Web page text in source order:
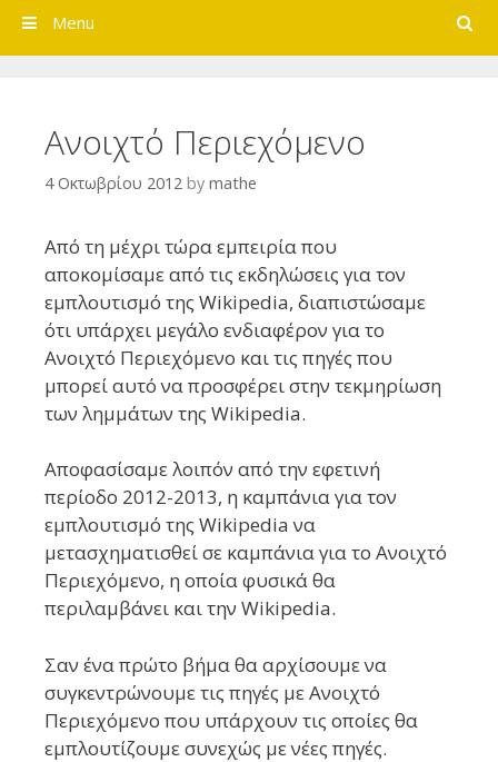
Search
Menu
Ανοιχτό Περιεχόμενο
4 Οκτωβρίου 2012 by mathe
Από τη μέχρι τώρα εμπειρία που
αποκομίσαμε από τις εκδηλώσεις για τον
εμπλουτισμό της Wikipedia, διαπιστώσαμε
ότι υπάρχει μεγάλο ενδιαφέρον για το
Ανοιχτό Περιεχόμενο και τις πηγές που
μπορεί αυτό να προσφέρει στην τεκμηρίωση
των λημμάτων της Wikipedia.
Αποφασίσαμε λοιπόν από την εφετινή
περίοδο 2012-2013, η καμπάνια για τον
εμπλουτισμό της Wikipedia να
μετασχηματισθεί σε καμπάνια για το Ανοιχτό
Περιεχόμενο, η οποία φυσικά θα
περιλαμβάνει και την Wikipedia.
Σαν ένα πρώτο βήμα θα αρχίσουμε να
συγκεντρώνουμε τις πηγές με Ανοιχτό
Περιεχόμενο που υπάρχουν τις οποίες θα
εμπλουτίζουμε συνεχώς με νέες πηγές.